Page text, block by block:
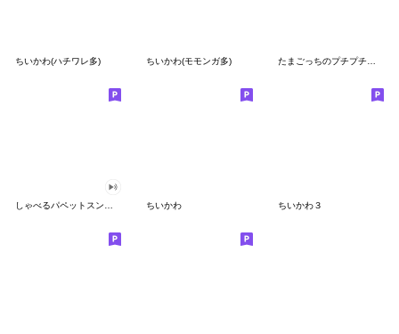
ちいかわ(ハチワレ多) ちいかわ(モモンガ多) たまごっちのプチプチおみせっち
ちいかわ ちいかわ３